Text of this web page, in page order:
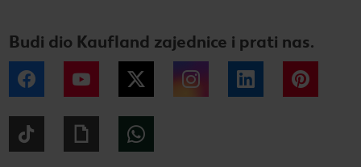
Budi dio Kaufland zajednice i prati nas.
Facebook YouTube Twitter Instagram LinkedIn
Giphy